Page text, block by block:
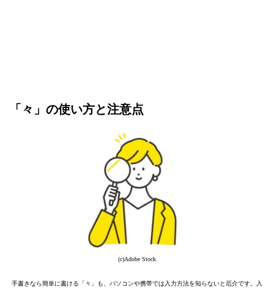
「々」の使い方と注意点
(c)Adobe Stock
手書きなら簡単に書ける「々」も、パソコンや携帯では入力方法を知らないと厄介です。入